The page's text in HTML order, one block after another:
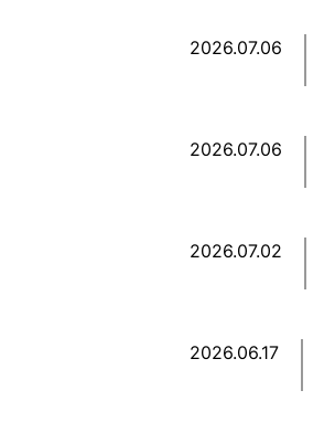
2026.07.06
2026.07.06
2026.07.02
2026.06.17